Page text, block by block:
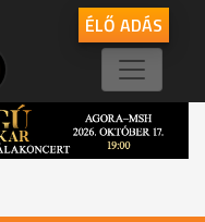
ÉLŐ ADÁS